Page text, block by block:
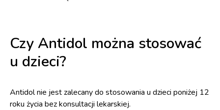
Czy Antidol można stosować
u dzieci?
Antidol nie jest zalecany do stosowania u dzieci poniżej 12
roku życia bez konsultacji lekarskiej.